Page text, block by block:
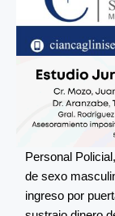
Personal
de sexo
ingreso por